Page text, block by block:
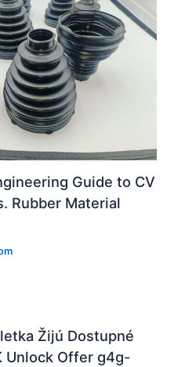
Guide to CV
Rubber Material
Žijú Dostupné
Unlock Offer g4g-